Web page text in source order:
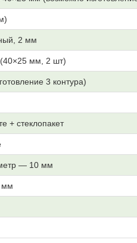
2 мм
мм, 2 шт)
3 контура)
+ стеклопакет
— 10 мм
мм